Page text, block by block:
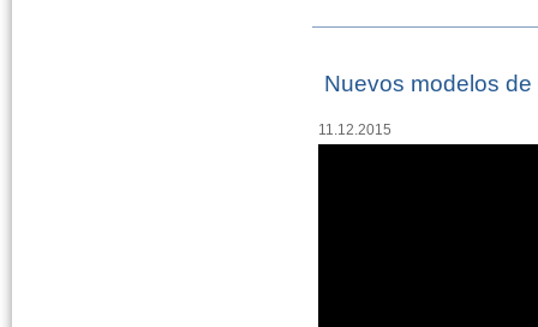
Nuevos modelos
11.12.2015